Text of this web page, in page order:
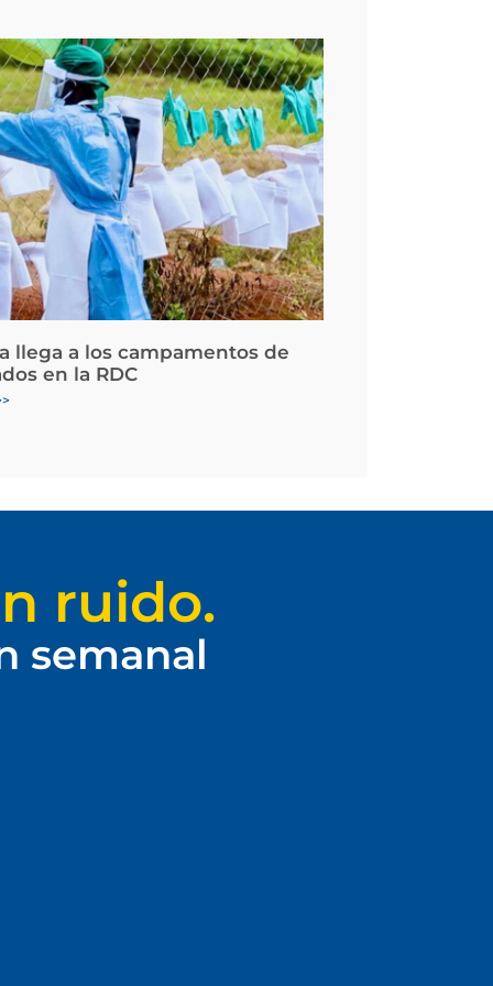
llega a los campamentos de
en la RDC
ruido.
semanal